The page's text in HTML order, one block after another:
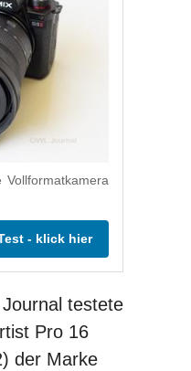
- klick hier
testete
Pro 16
der Marke